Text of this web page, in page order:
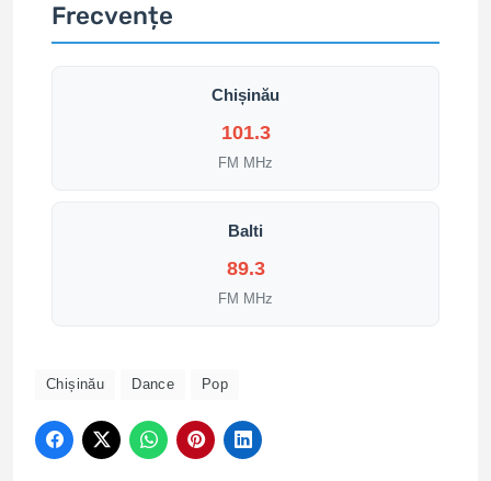
Frecvențe
Chișinău
101.3
FM MHz
Balti
89.3
FM MHz
Chișinău Dance Pop